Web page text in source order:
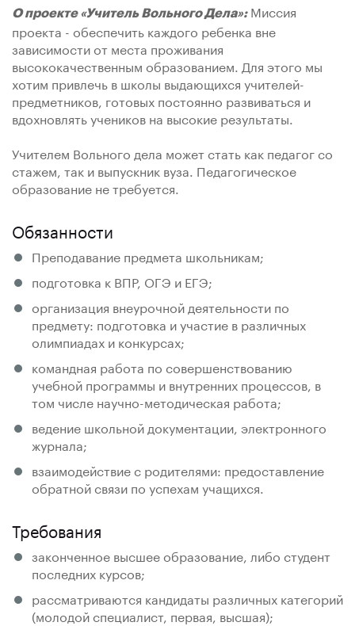
О проекте «Учитель Вольного Дела»:Миссия
проекта - обеспечить каждого ребенка вне
зависимости от места проживания
высококачественным образованием. Для этого мы
хотим привлечь в школы выдающихся учителей-
предметников, готовых постоянно развиваться и
вдохновлять учеников на высокие результаты.
Учителем Вольного дела может стать как педагог со
стажем, так и выпускник вуза. Педагогическое
образование не требуется.
Обязанности
Преподавание предмета школьникам;
подготовка к ВПР, ОГЭ и ЕГЭ;
организация внеурочной деятельности по
предмету: подготовка и участие в различных
олимпиадах и конкурсах;
командная работа по совершенствованию
учебной программы и внутренних процессов, в
том числе научно-методическая работа;
ведение школьной документации, электронного
журнала;
взаимодействие с родителями: предоставление
обратной связи по успехам учащихся.
Требования
законченное высшее образование, либо студент
последних курсов;
рассматриваются кандидаты различных категорий
(молодой специалист, первая, высшая);